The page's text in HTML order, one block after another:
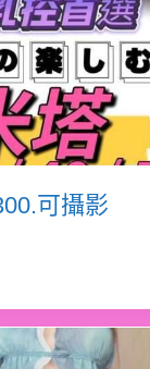
可攝影